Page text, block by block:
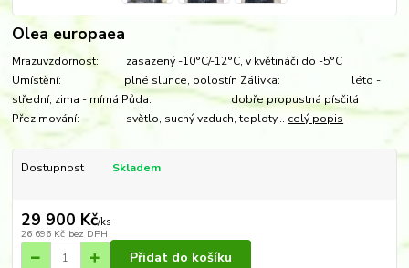
Olea europaea
Mrazuvzdornost: zasazený -10°C/-12°C, v květináči do -5°C
Umístění: plné slunce, polostín Zálivka: léto -
střední, zima - mírná Půda: dobře propustná písčitá
Přezimování: světlo, suchý vzduch, teploty... celý popis
Dostupnost Skladem
29 900 Kč/ks
26 696 Kč bez DPH
Přidat do košíku